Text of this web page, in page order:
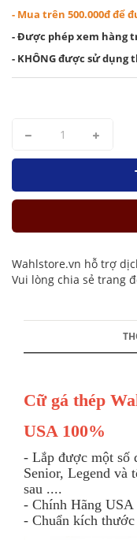
- Mua trên 500.000đ để
- Được phép xem hàng
- KHÔNG được sử dụng
Wahlstore.vn hỗ trợ
Vui lòng chia sẻ trang
Cữ gá thép
USA 100%
- Lắp được một số
Senior, Legend và
sau ....
- Chính Hãng USA
- Chuẩn kích thước